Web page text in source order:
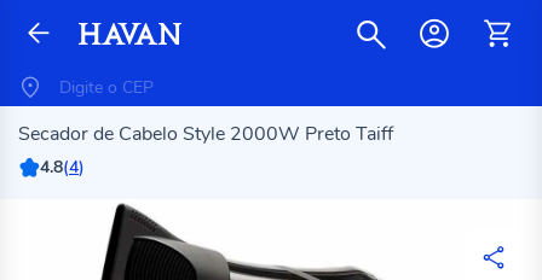
Secador de Cabelo Style 2000W Preto Taiff
4.8(4)